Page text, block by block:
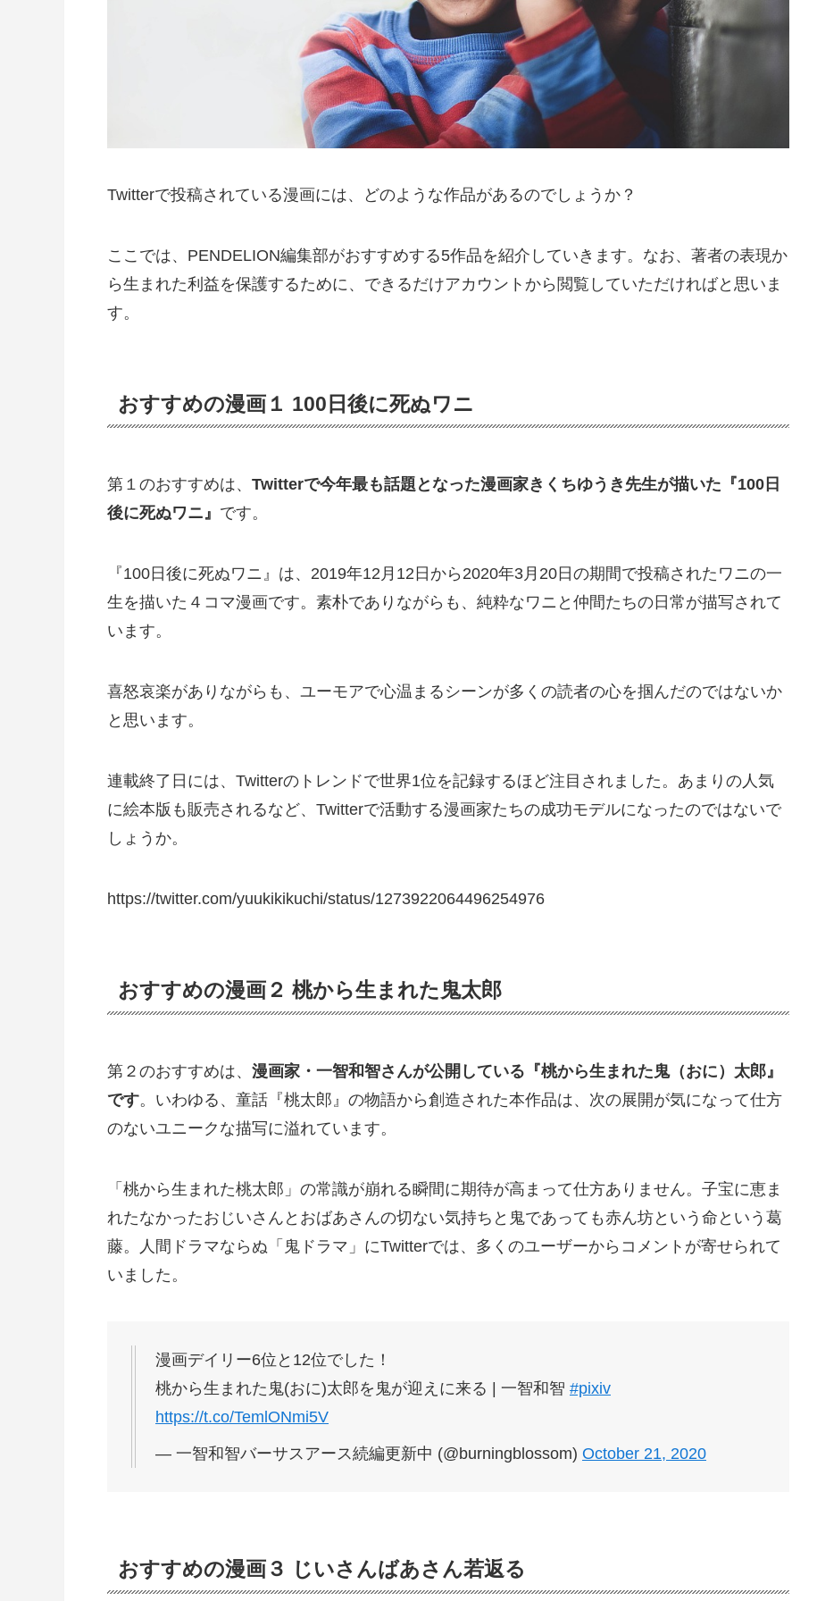
Twitterで投稿されている漫画には、どのような作品があるのでしょうか？
ここでは、PENDELION編集部がおすすめする5作品を紹介していきます。なお、著者の表現か
ら生まれた利益を保護するために、できるだけアカウントから閲覧していただければと思いま
す。
おすすめの漫画１ 100日後に死ぬワニ
第１のおすすめは、 Twitterで今年最も話題となった漫画家きくちゆうき先生が描いた『100日
後に死ぬワニ』 です。
『100日後に死ぬワニ』は、2019年12月12日から2020年3月20日の期間で投稿されたワニの一
生を描いた４コマ漫画です。素朴でありながらも、純粋なワニと仲間たちの日常が描写されて
います。
喜怒哀楽がありながらも、ユーモアで心温まるシーンが多くの読者の心を掴んだのではないか
と思います。
連載終了日には、Twitterのトレンドで世界1位を記録するほど注目されました。あまりの人気
に絵本版も販売されるなど、Twitterで活動する漫画家たちの成功モデルになったのではないで
しょうか。
https://twitter.com/yuukikikuchi/status/1273922064496254976
おすすめの漫画２ 桃から生まれた鬼太郎
第２のおすすめは、 漫画家・一智和智さんが公開している『桃から生まれた鬼（おに）太郎』
です。いわゆる、童話『桃太郎』の物語から創造された本作品は、次の展開が気になって仕方
のないユニークな描写に溢れています。
「桃から生まれた桃太郎」の常識が崩れる瞬間に期待が高まって仕方ありません。子宝に恵ま
れたなかったおじいさんとおばあさんの切ない気持ちと鬼であっても赤ん坊という命という葛
藤。人間ドラマならぬ「鬼ドラマ」にTwitterでは、多くのユーザーからコメントが寄せられて
いました。
漫画デイリー6位と12位でした！
桃から生まれた鬼(おに)太郎を鬼が迎えに来る | 一智和智 #pixiv
https://t.co/TemlONmi5V
— 一智和智バーサスアース続編更新中 (@burningblossom) October 21, 2020
おすすめの漫画３ じいさんばあさん若返る